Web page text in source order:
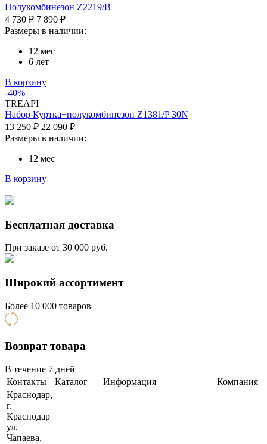
Полукомбинезон Z2219/B
4 730 ₽ 7 890 ₽
Размеры в наличии:
12 мес
6 лет
В корзину
-40%
TREAPI
Набор Куртка+полукомбинезон Z1381/P 30N
13 250 ₽ 22 090 ₽
Размеры в наличии:
12 мес
В корзину
Бесплатная доставка
При заказе от 30 000 руб.
Широкий ассортимент
Более 10 000 товаров
Возврат товара
В течение 7 дней
Контакты
Каталог Информация
Компания
Краснодар,
г.
Краснодар
ул.
Чапаева,